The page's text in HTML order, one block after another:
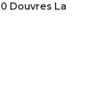
Douvres La